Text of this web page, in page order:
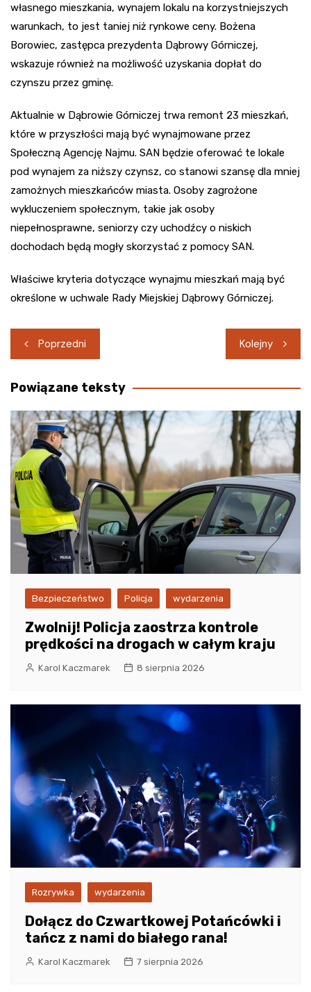
własnego mieszkania, wynajem lokalu na korzystniejszych
warunkach, to jest taniej niż rynkowe ceny. Bożena
Borowiec, zastępca prezydenta Dąbrowy Górniczej,
wskazuje również na możliwość uzyskania dopłat do
czynszu przez gminę.
Aktualnie w Dąbrowie Górniczej trwa remont 23 mieszkań,
które w przyszłości mają być wynajmowane przez
Społeczną Agencję Najmu. SAN będzie oferować te lokale
pod wynajem za niższy czynsz, co stanowi szansę dla mniej
zamożnych mieszkańców miasta. Osoby zagrożone
wykluczeniem społecznym, takie jak osoby
niepełnosprawne, seniorzy czy uchodźcy o niskich
dochodach będą mogły skorzystać z pomocy SAN.
Właściwe kryteria dotyczące wynajmu mieszkań mają być
określone w uchwale Rady Miejskiej Dąbrowy Górniczej.
Nawigacja
wpisu
Poprzedni Kolejny
Powiązane teksty
Bezpieczeństwo Policja wydarzenia
Zwolnij! Policja zaostrza kontrole
prędkości na drogach w całym kraju
Karol Kaczmarek 8 sierpnia 2026
Rozrywka wydarzenia
Dołącz do Czwartkowej Potańcówki i
tańcz z nami do białego rana!
Karol Kaczmarek 7 sierpnia 2026